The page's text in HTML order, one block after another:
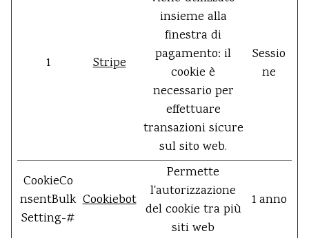
1 Stripe
insieme alla
finestra di
pagamento: il
cookie è
necessario per
effettuare
transazioni sicure
sul sito web.
Sessio
ne
CookieCo
nsentBulk
Setting-#
Cookiebot
Permette
l'autorizzazione
del cookie tra più
siti web
1 anno